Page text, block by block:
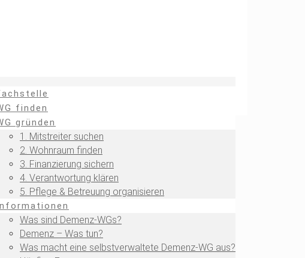
finden
gründen
1. Mitstreiter suchen
2. Wohnraum finden
3. Finanzierung sichern
4. Verantwortung klären
5. Pflege & Betreuung organisieren
Informationen
Was sind Demenz-WGs?
Demenz – Was tun?
Was macht eine selbstverwaltete Demenz-WG aus?